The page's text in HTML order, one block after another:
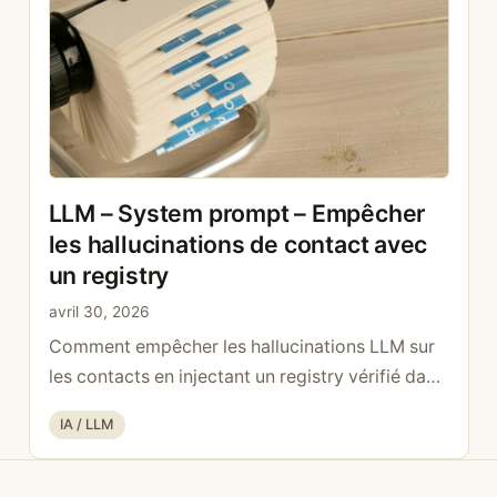
suite
LLM – System prompt – Empêcher
les hallucinations de contact avec
un registry
avril 30, 2026
Comment empêcher les hallucinations LLM sur
les contacts en injectant un registry vérifié dans
le system prompt.
Catégories
IA / LLM